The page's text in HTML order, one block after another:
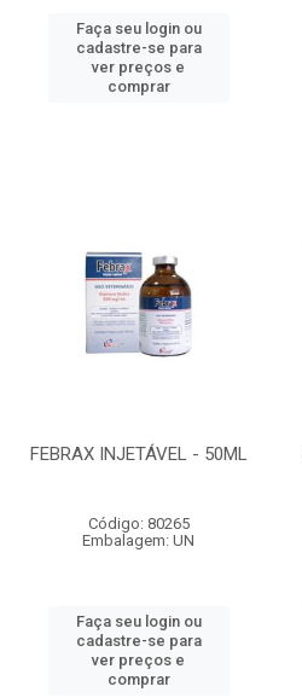
Faça seu login ou
cadastre-se para
ver preços e
comprar
FEBRAX INJETÁVEL - 50ML
Código: 80265
Embalagem: UN
Faça seu login ou
cadastre-se para
ver preços e
comprar